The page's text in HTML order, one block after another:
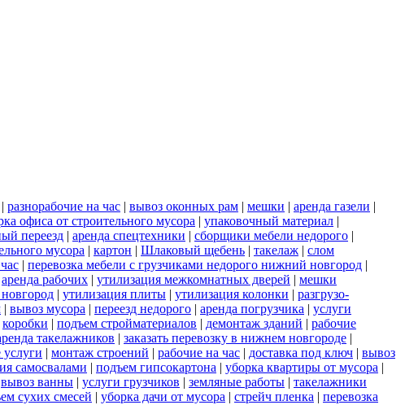
| разнорабочие на час | вывоз оконных рам | мешки | аренда газели |
офиса от строительного мусора | упаковочный материал |
переезд | аренда спецтехники | сборщики мебели недорого |
мусора | картон | Шлаковый щебень | такелаж | слом
| перевозка мебели с грузчиками недорого нижний новгород |
аренда рабочих | утилизация межкомнатных дверей | мешки
| утилизация плиты | утилизация колонки | разгрузо-
| вывоз мусора | переезд недорого | аренда погрузчика | услуги
коробки | подъем стройматериалов | демонтаж зданий | рабочие
такелажников | заказать перевозку в нижнем новгороде |
| монтаж строений | рабочие на час | доставка под ключ | вывоз
самосвалами | подъем гипсокартона | уборка квартиры от мусора |
вывоз ванны | услуги грузчиков | земляные работы | такелажники
сухих смесей | уборка дачи от мусора | стрейч пленка | перевозка